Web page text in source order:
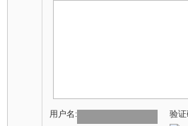
用户名: 验证